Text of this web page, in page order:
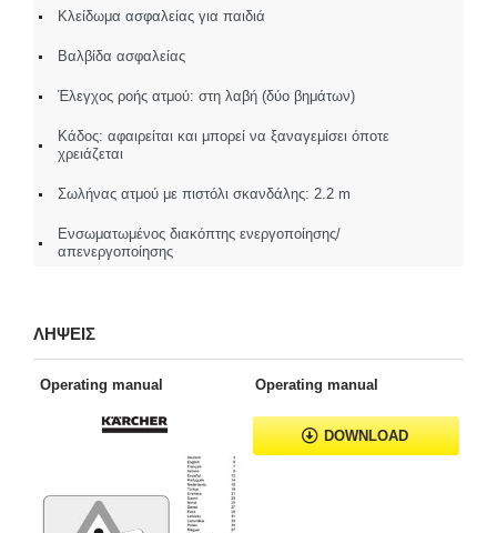
Κλείδωμα ασφαλείας για παιδιά
Βαλβίδα ασφαλείας
Έλεγχος ροής ατμού: στη λαβή (δύο βημάτων)
Κάδος: αφαιρείται και μπορεί να ξαναγεμίσει όποτε
χρειάζεται
Σωλήνας ατμού με πιστόλι σκανδάλης: 2.2 m
Ενσωματωμένος διακόπτης ενεργοποίησης/
απενεργοποίησης
ΛΗΨΕΙΣ
Operating manual Operating manual
DOWNLOAD